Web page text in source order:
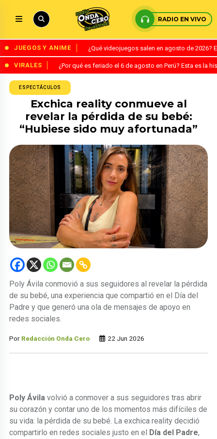
RADIO EN VIVO
JUEGOS Y ANIME ¿Qué videojuegos salen en agosto de
VIRALES ¿Por qué es feriado el 6 de agosto en Perú? Esta es la
ESPECTÁCULOS
Exchica reality conmueve al
revelar la pérdida de su bebé:
“Hubiese sido muy afortunada”
Poly Ávila conmovió a sus seguidores al revelar la pérdida
de su bebé, una experiencia que compartió en el Día del
Padre y que generó una ola de mensajes de apoyo en
redes sociales.
Por Redacción Onda Cero 22 Jun 2026
Poly Ávila volvió a conmover a sus seguidores tras abrir
su corazón y contar uno de los momentos más difíciles de
su vida: la pérdida de su bebé. La exchica reality decidió
compartirlo en redes sociales justo en el
Día del Padre,